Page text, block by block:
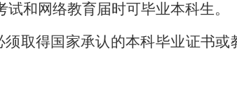
和网络教育届时可毕业本科生。
取得国家承认的本科毕业证书或